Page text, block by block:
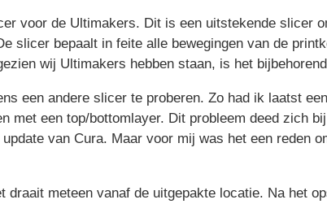
voor de Ultimakers. Dit is een uitstekende slicer
slicer bepaalt in feite alle bewegingen van de
wij Ultimakers hebben staan, is het
een andere slicer te proberen. Zo had ik laatst
met een top/bottomlayer. Dit probleem deed zich
van Cura. Maar voor mij was het een reden
draait meteen vanaf de uitgepakte locatie. Na het